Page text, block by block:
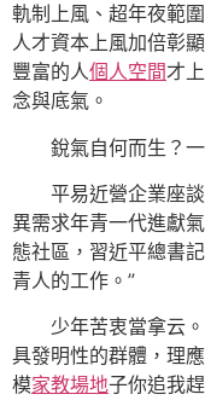
軌制上風、超年夜範
人才資本上風加倍彰
豐富的人個人空間才
念與底氣。
銳氣自何而生？
平易近營企業座
異需求年青一代進獻
態社區，習近平總書
青人的工作。”
少年苦衷當拿云
具發明性的群體，理
模家教場地子你追我